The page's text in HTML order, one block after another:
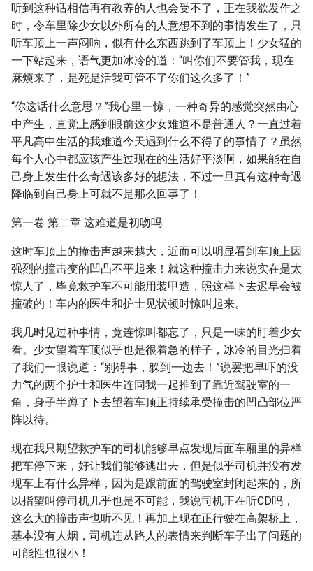
听到这种话相信再有教养的人也会受不了，正在我欲发作之
时，令车里除少女以外所有的人意想不到的事情发生了，只
听车顶上一声闷响，似有什么东西跳到了车顶上！少女猛的
一下站起来，语气更加冰冷的道：“叫你们不要管我，现在
麻烦来了，是死是活我可管不了你们这么多了！”
“你这话什么意思？”我心里一惊，一种奇异的感觉突然由心
中产生，直觉上感到眼前这少女难道不是普通人？一直过着
平凡高中生活的我难道今天遇到什么不得了的事情了？虽然
每个人心中都应该产生过现在的生活好平淡啊，如果能在自
己身上发生什么奇遇该多好的想法，不过一旦真有这种奇遇
降临到自己身上可就不是那么回事了！
第一卷 第二章 这难道是初吻吗
这时车顶上的撞击声越来越大，近而可以明显看到车顶上因
强烈的撞击变的凹凸不平起来！就这种撞击力来说实在是太
惊人了，毕竟救护车不可能用装甲造，照这样下去迟早会被
撞破的！车内的医生和护士见状顿时惊叫起来。
我几时见过种事情，竟连惊叫都忘了，只是一味的盯着少女
看。少女望着车顶似乎也是很着急的样子，冰冷的目光扫着
了我们一眼说道：“别碍事，躲到一边去！”说罢把早吓的没
力气的两个护士和医生连同我一起推到了靠近驾驶室的一
角，身子半蹲了下去望着车顶正持续承受撞击的凹凸部位严
阵以待。
现在我只期望救护车的司机能够早点发现后面车厢里的异样
把车停下来，好让我们能够逃出去，但是似乎司机并没有发
现车上有什么异样，因为是跟前面的驾驶室封闭起来的，所
以指望叫停司机几乎也是不可能，我说司机正在听CD吗，
这么大的撞击声也听不见！再加上现在正行驶在高架桥上，
基本没有人烟，司机连从路人的表情来判断车子出了问题的
可能性也很小！